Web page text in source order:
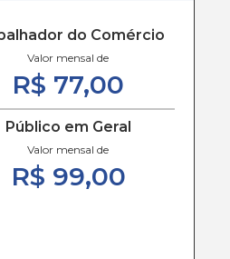
do Comércio
Valor mensal de
R$ 77,00
Público em Geral
Valor mensal de
R$ 99,00